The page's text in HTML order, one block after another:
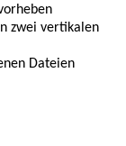
zwei vertikalen
Dateien